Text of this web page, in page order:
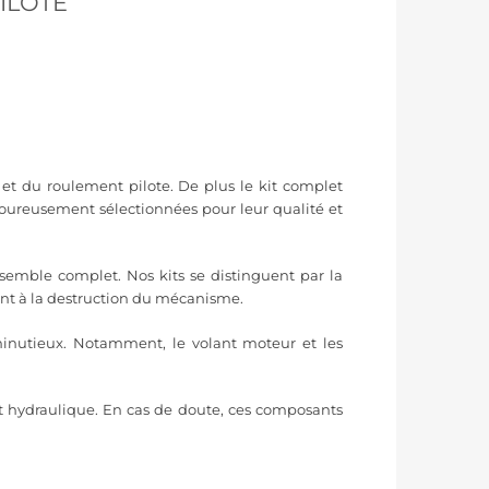
et du roulement pilote. De plus le kit complet
sélectionnées pour leur qualité et
complet. Nos kits se distinguent par la
à la destruction du mécanisme.
Notamment, le volant moteur et les
En cas de doute, ces composants